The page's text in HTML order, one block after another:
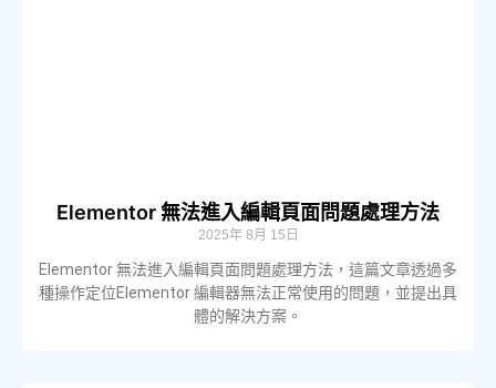
Elementor 無法進入編輯頁面問題處理方法
2025年 8月 15日
Elementor 無法進入編輯頁面問題處理方法，這篇文章透過多
種操作定位Elementor 編輯器無法正常使用的問題，並提出具
體的解決方案。